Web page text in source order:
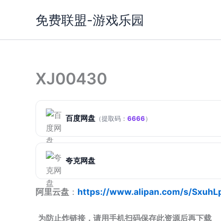
免费联盟-游戏乐园
XJ00430
百度网盘 （提取码： 6666）
夸克网盘
阿里云盘 ： https://www.alipan.com/s/
为防止炸链接，请用手机扫码保存此资源后再下载